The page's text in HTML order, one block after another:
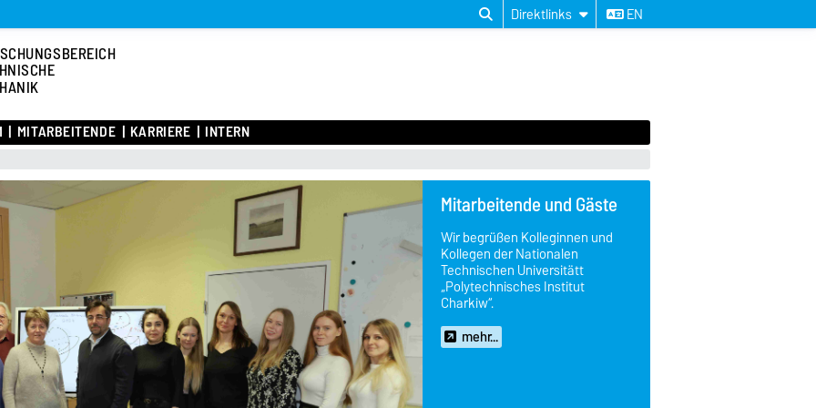
Direktlinks EN
MITARBEITENDE KARRIERE INTERN
Mitarbeitende und Gäste
Wir begrüßen Kolleginnen und
Kollegen der Nationalen
Technischen Universitätt
„Polytechnisches Institut
Charkiw“.
mehr...